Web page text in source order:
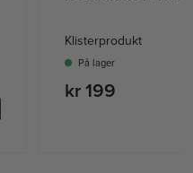
Klisterprodukt
På lager
kr 199